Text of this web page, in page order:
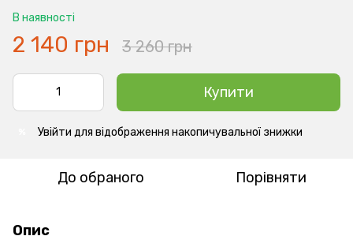
В наявності
2 140 грн 3 260 грн
Купити
Увійти для відображення накопичувальної знижки
До обраного Порівняти
Опис